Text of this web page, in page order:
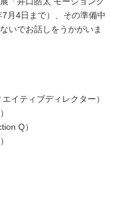
月4日まで）、その準備中
いでお話しをうかがいま
イティブディレクター）
Q）